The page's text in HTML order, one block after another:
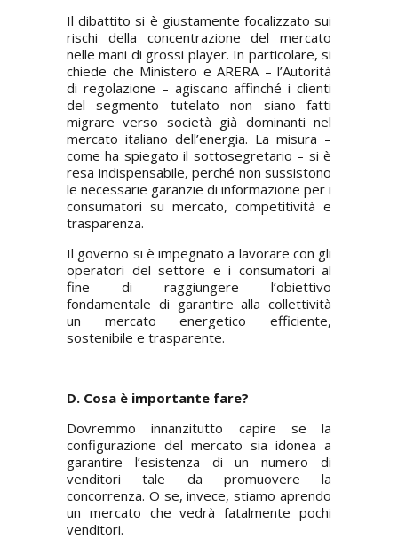
Il dibattito si è giustamente focalizzato sui
rischi della concentrazione del mercato
nelle mani di grossi player. In particolare, si
chiede che Ministero e ARERA – l’Autorità
di regolazione – agiscano affinché i clienti
del segmento tutelato non siano fatti
migrare verso società già dominanti nel
mercato italiano dell’energia. La misura –
come ha spiegato il sottosegretario – si è
resa indispensabile, perché non sussistono
le necessarie garanzie di informazione per i
consumatori su mercato, competitività e
trasparenza.
Il governo si è impegnato a lavorare con gli
operatori del settore e i consumatori al
fine di raggiungere l’obiettivo
fondamentale di garantire alla collettività
un mercato energetico efficiente,
sostenibile e trasparente.
D. Cosa è importante fare?
Dovremmo innanzitutto capire se la
configurazione del mercato sia idonea a
garantire l’esistenza di un numero di
venditori tale da promuovere la
concorrenza. O se, invece, stiamo aprendo
un mercato che vedrà fatalmente pochi
venditori.